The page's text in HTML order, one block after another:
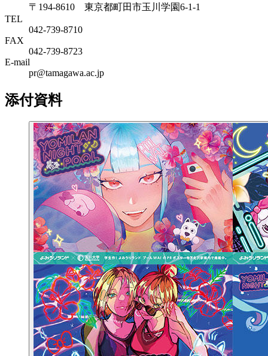
〒194-8610 東京都町田市玉川学園6-1-1
TEL
042-739-8710
FAX
042-739-8723
E-mail
pr@tamagawa.ac.jp
添付資料